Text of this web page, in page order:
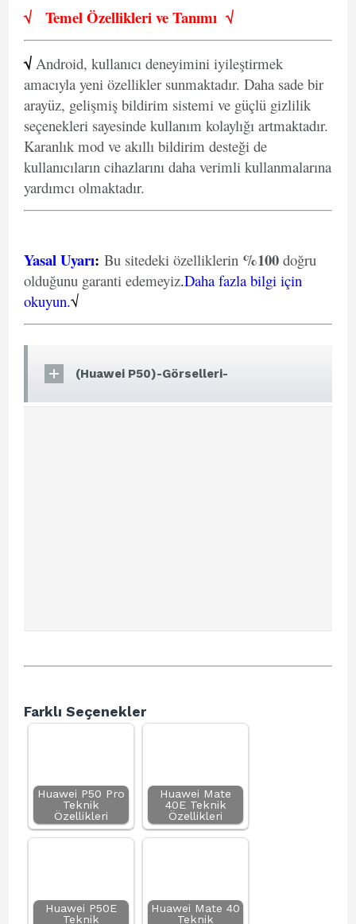
√ Temel Özellikleri veTanımı √
√ Android, kullanıcı deneyimini iyileştirmek
amacıyla yeni özellikler sunmaktadır. Daha sade bir
arayüz, gelişmiş bildirim sistemi ve güçlü gizlilik
seçenekleri sayesinde kullanım kolaylığı artmaktadır.
Karanlık mod ve akıllı bildirim desteği de
kullanıcıların cihazlarını daha verimli kullanmalarına
yardımcı olmaktadır.
Yasal Uyarı: Bu sitedeki özelliklerin %100 doğru
olduğunu garanti edemeyiz.Daha fazla bilgi için
okuyun.√
(Huawei P50)-Görselleri-
Farklı Seçenekler
Huawei P50 Pro
Teknik
Özellikleri
Huawei Mate
40E Teknik
Özellikleri
Huawei P50E
Teknik
Huawei Mate 40
Teknik